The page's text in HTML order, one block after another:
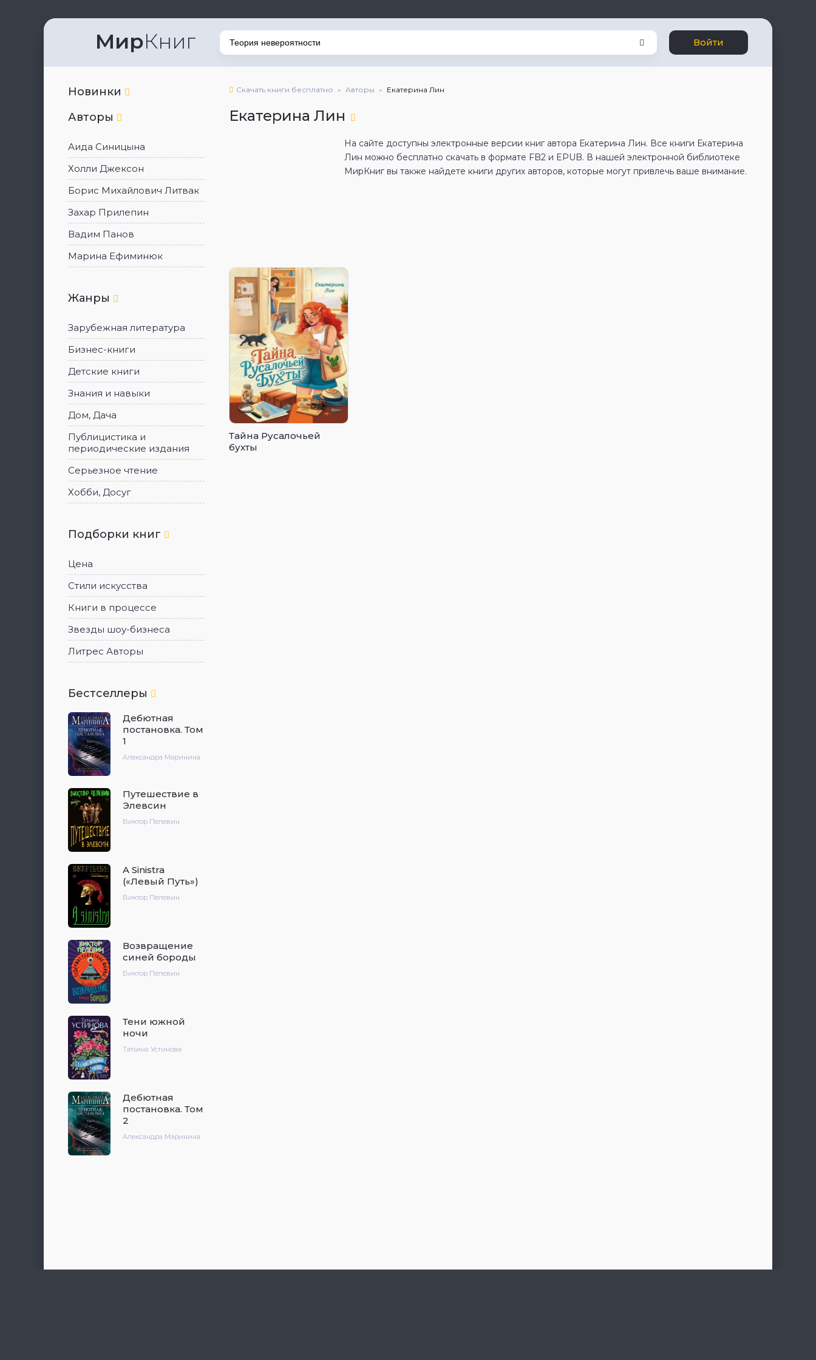
МирКниг Войти
Новинки
Авторы
Аида Синицына
Холли Джексон
Борис Михайлович Литвак
Захар Прилепин
Вадим Панов
Марина Ефиминюк
Жанры
Зарубежная литература
Бизнес-книги
Детские книги
Знания и навыки
Дом, Дача
Публицистика и
периодические издания
Серьезное чтение
Хобби, Досуг
Подборки книг
Цена
Стили искусства
Книги в процессе
Звезды шоу-бизнеса
Литрес Авторы
Бестселлеры
Дебютная
постановка. Том
1
Александра Маринина
Путешествие в
Элевсин
Виктор Пелевин
A Sinistra
(«Левый Путь»)
Виктор Пелевин
Возвращение
синей бороды
Виктор Пелевин
Тени южной
ночи
Татьяна Устинова
Дебютная
постановка. Том
2
Александра Маринина
Скачать книги бесплатно Авторы Екатерина Лин
Екатерина Лин
На сайте доступны электронные версии книг автора Екатерина Лин. Все книги Екатерина
Лин можно бесплатно скачать в формате FB2 и EPUB. В нашей электронной библиотеке
МирКниг вы также найдете книги других авторов, которые могут привлечь ваше внимание.
Тайна Русалочьей
бухты